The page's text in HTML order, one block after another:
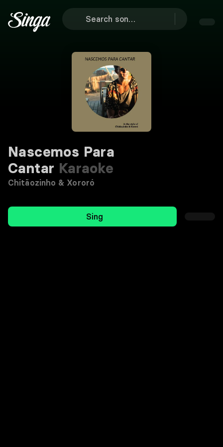
Nascemos Para
Cantar Karaoke
Chitãozinho & Xororó
Sing